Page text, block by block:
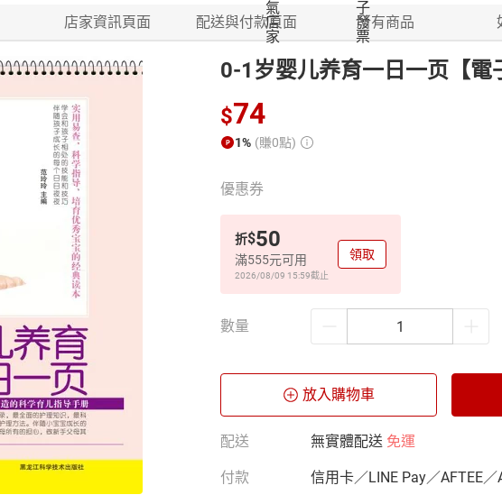
店家資訊頁面 配送與付款頁面 所有商品
0-1岁婴儿养育一日一页【電
$74
1% (賺0點)
優惠券
折$50
滿555元可用
2026/08/09 15:59截止
領取
數量
放入購物車
配送 無實體配送 免運
付款 信用卡／LINE Pay／AFTEE／